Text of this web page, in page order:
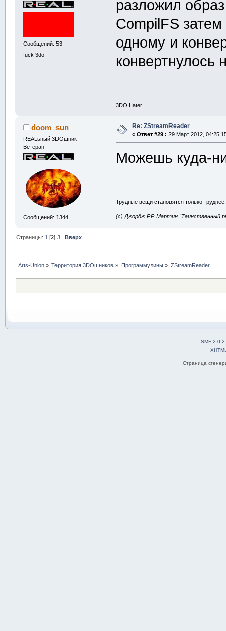
Сообщений: 53
fuck 3do
разложил
CompilFS
одному и
конвертнулось
3DO Hater
doom_sun
REALьный 3DOшник
Ветеран
Сообщений: 1344
Re: ZStreamReader
« Ответ #29 : 29 Март 2012,
Можешь куда-
Трудные вещи становятся только
(с) Джордж Р.Р. Мартин "Таинственный
Страницы: 1 [2]3 Вверх
Arts-Union » Территория 3DOшников » Программулины» ZStreamReader
SMF 2.0.2
Страница